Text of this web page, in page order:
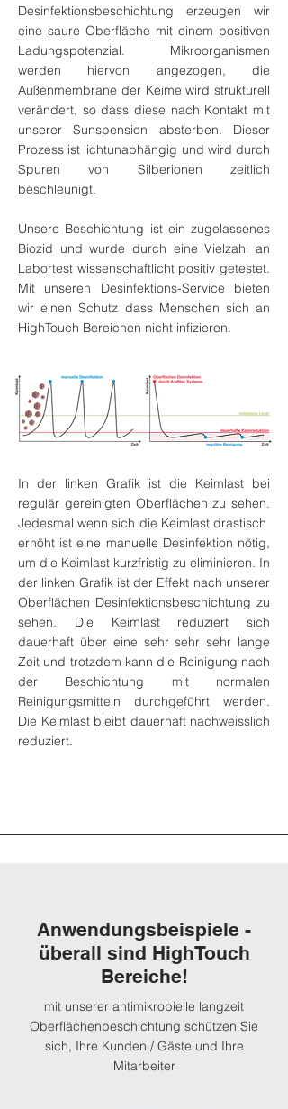
Desinfektionsbeschichtung erzeugen wir
eine saure Oberfläche mit einem positiven
Ladungspotenzial. Mikroorganismen
werden hiervon angezogen, die
Außenmembrane der Keime wird strukturell
verändert, so dass diese nach Kontakt mit
unserer Sunspension absterben. Dieser
Prozess ist lichtunabhängig und wird durch
Spuren von Silberionen zeitlich
beschleunigt.
Unsere Beschichtung ist ein zugelassenes
Biozid und wurde durch eine Vielzahl an
Labortest wissenschaftlicht positiv getestet.
Mit unseren Desinfektions-Service bieten
wir einen Schutz dass Menschen sich an
HighTouch Bereichen nicht infizieren.
In der linken Grafik ist die Keimlast bei
regulär gereinigten Oberflächen zu sehen.
Jedesmal wenn sich die Keimlast drastisch
erhöht ist eine manuelle Desinfektion nötig,
um die Keimlast kurzfristig zu eliminieren. In
der linken Grafik ist der Effekt nach unserer
Oberflächen Desinfektionsbeschichtung zu
sehen. Die Keimlast reduziert sich
dauerhaft über eine sehr sehr sehr lange
Zeit und trotzdem kann die Reinigung nach
der Beschichtung mit normalen
Reinigungsmitteln durchgeführt werden.
Die Keimlast bleibt dauerhaft nachweisslich
reduziert.
Anwendungsbeispiele -
überall sind HighTouch
Bereiche!
mit unserer antimikrobielle langzeit
Oberflächenbeschichtung schützen Sie
sich, Ihre Kunden / Gäste und Ihre
Mitarbeiter